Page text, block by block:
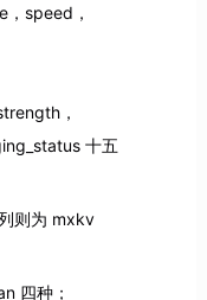
speed，
，
十五
则为 mxkv
四种；